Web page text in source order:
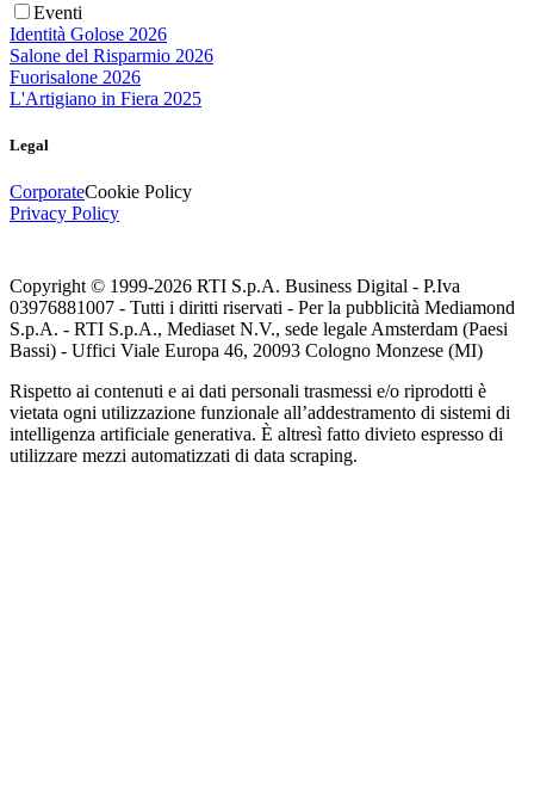
Eventi
Identità Golose 2026
Salone del Risparmio 2026
Fuorisalone 2026
L'Artigiano in Fiera 2025
Legal
CorporateCookie Policy
Privacy Policy
Copyright © 1999-2026 RTI S.p.A. Business Digital - P.Iva
03976881007 - Tutti i diritti riservati - Per la pubblicità Mediamond
S.p.A. - RTI S.p.A., Mediaset N.V., sede legale Amsterdam (Paesi
Bassi) - Uffici Viale Europa 46, 20093 Cologno Monzese (MI)
Rispetto ai contenuti e ai dati personali trasmessi e/o riprodotti è
vietata ogni utilizzazione funzionale all’addestramento di sistemi di
intelligenza artificiale generativa. È altresì fatto divieto espresso di
utilizzare mezzi automatizzati di data scraping.